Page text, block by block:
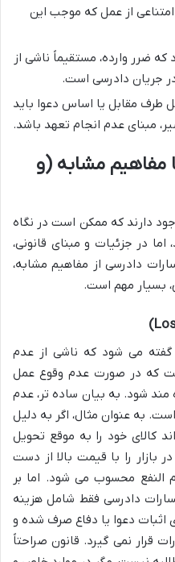
از عمل که موجب این
که ضرر وارده، مستقیماً ناشی از
جریان دادرسی است.
طرف مقابل یا اساس دعوا باید
مبنای عدم انجام تعهد باشد.
مفاهیم مشابه (و
دارند که ممکن است در نگاه
در جزئیات و مبنای قانونی،
دادرسی از مفاهیم مشابه،
بسیار مهم است.
می شود که ناشی از عدم
که در صورت عدم وقوع عمل
مند شود. به بیان ساده تر، عدم
به عنوان مثال، اگر به دلیل
کالای خود را به موقع تحویل
را با قیمت بالا از دست
النفع محسوب می شود. اما بر
519 ق.آ.د.م، خسارات دادرسی فقط شامل هزینه
دعوا یا دفاع صرف شده و
قرار نمی گیرد. قانون صراحتاً